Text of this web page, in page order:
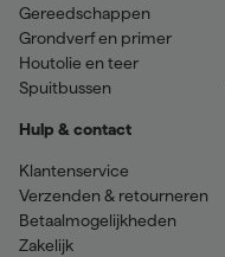
Gereedschappen
Grondverf en primer
Houtolie en teer
Spuitbussen
Hulp & contact
Klantenservice
Verzenden & retourneren
Betaalmogelijkheden
Zakelijk